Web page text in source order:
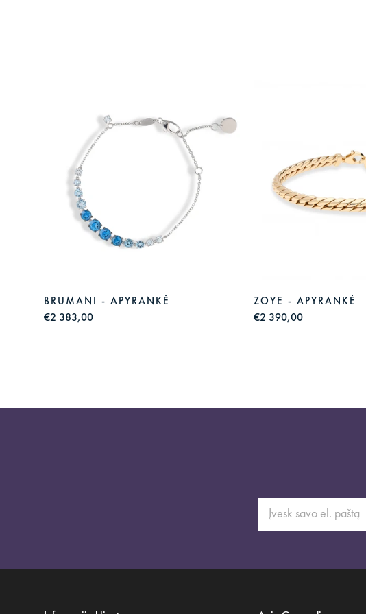
BRUMANI - APYRANKĖ
€2 383,00
ZOYE - APYRANKĖ
€2 390,00